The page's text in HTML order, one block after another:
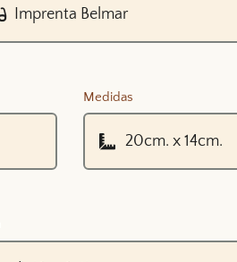
Medidas